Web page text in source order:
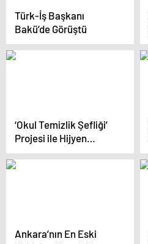
Türk-İş Başkanı
Bakü’de Görüştü
‘Okul Temizlik Şefliği’
Projesi ile Hijyen
Sorununa Çözüm
Ankara’nın En Eski